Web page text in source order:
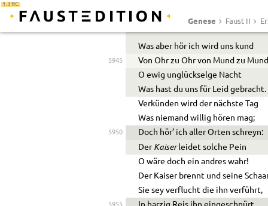
1.3 RC
Genese Faust II
Ein ganzer Maskenklump
Was aber hör ich wird uns kund
5945
Von Ohr zu Ohr von Mund zu
O ewig unglückselge Nacht
Was hast du uns für Leid gebracht.
Verkünden wird der nächste Tag
Was niemand willig hören mag;
5950
Doch hör’ ich aller Orten schreyn:
Der Kaiserleidet solche Pein
O wäre doch ein andres wahr!
Der Kaiser brennt und seine
Sie sey verflucht die ihn verführt,
5955